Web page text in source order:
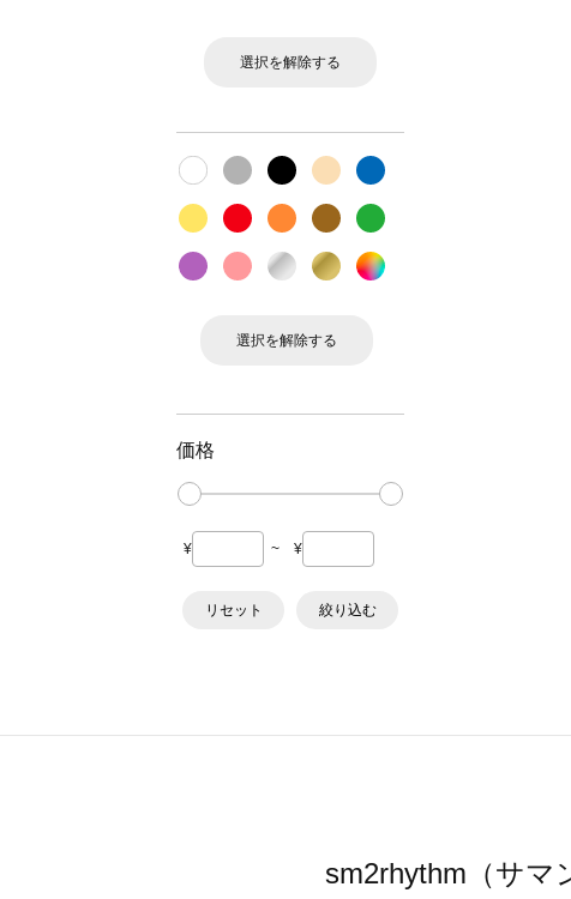
選択を解除する
選択を解除する
価格
¥ ~ ¥
リセット 絞り込む
sm2rhythm（サ